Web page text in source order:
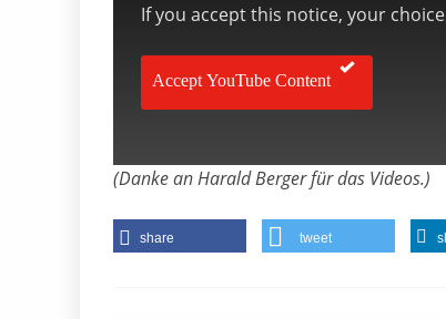
If you accept this notice, your
Accept YouTube Content
(Danke an Harald Berger für das Videos.)
share tweet